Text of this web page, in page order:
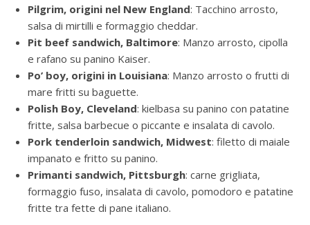
Pilgrim, origini nel New England: Tacchino arrosto,
salsa di mirtilli e formaggio cheddar.
Pit beef sandwich, Baltimore: Manzo arrosto, cipolla
e rafano su panino Kaiser.
Po’ boy, origini in Louisiana: Manzo arrosto o frutti di
mare fritti su baguette.
Polish Boy, Cleveland: kielbasa su panino con patatine
fritte, salsa barbecue o piccante e insalata di cavolo.
Pork tenderloin sandwich, Midwest: filetto di maiale
impanato e fritto su panino.
Primanti sandwich, Pittsburgh: carne grigliata,
formaggio fuso, insalata di cavolo, pomodoro e patatine
fritte tra fette di pane italiano.